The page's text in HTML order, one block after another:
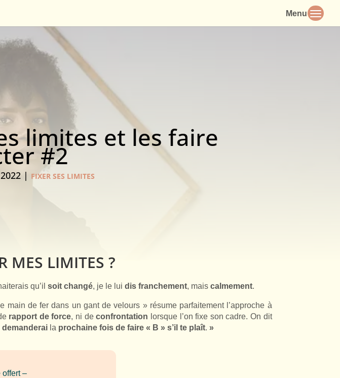
limites et les faire
#2
| FIXER SES LIMITES
MES LIMITES ?
qu’ilsoit changé, je le luidis franchement, maiscalmement.
main de fer dans un gant de velours » résume parfaitement l’approche à
rapport de force, ni deconfrontation lorsque l’on fixe son cadre. On dit
demanderai la prochaine fois de faire « B » s’il te plaît. »
offert –